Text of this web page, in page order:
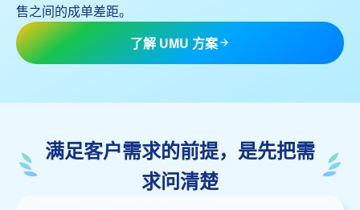
售之间的成单差距。
了解 UMU 方案
满足客户需求的前提，是先把需
求问清楚